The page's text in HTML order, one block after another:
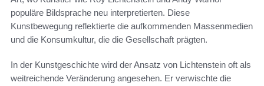
populäre Bildsprache neu interpretierten. Diese
Kunstbewegung reflektierte die aufkommenden Massenmedien
und die Konsumkultur, die die Gesellschaft prägten.
In der Kunstgeschichte wird der Ansatz von Lichtenstein oft als
weitreichende Veränderung angesehen. Er verwischte die